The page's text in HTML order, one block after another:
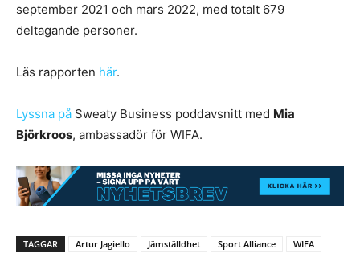
september 2021 och mars 2022, med totalt 679
deltagande personer.
Läs rapporten här.
Lyssna på Sweaty Business poddavsnitt med Mia
Björkroos, ambassadör för WIFA.
TAGGAR Artur Jagiello Jämställdhet Sport Alliance WIFA